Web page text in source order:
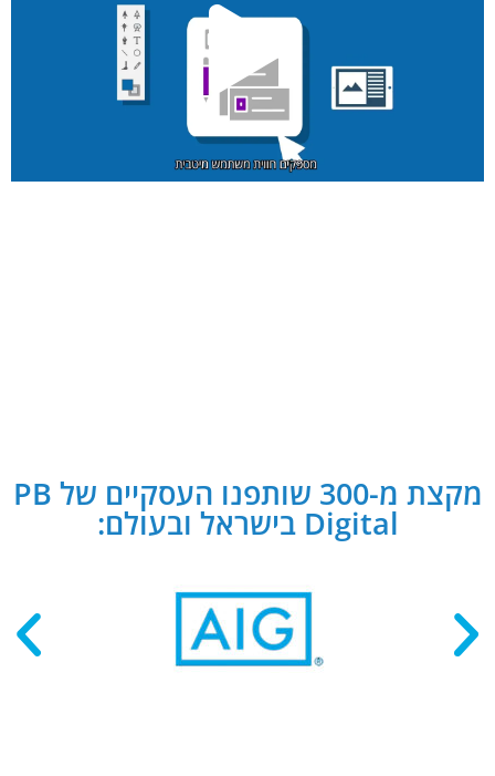
מקצת מ-300 שותפנו העסקיים של PB
Digital בישראל ובעולם: